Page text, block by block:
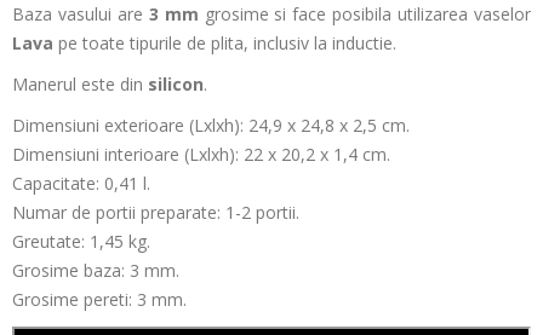
Baza vasului are 3 mm grosime si face posibila utilizarea vaselor
Lava pe toate tipurile de plita, inclusiv la inductie.
Manerul este din silicon.
Dimensiuni exterioare (Lxlxh): 24,9 x 24,8 x 2,5 cm.
Dimensiuni interioare (Lxlxh): 22 x 20,2 x 1,4 cm.
Capacitate: 0,41 l.
Numar de portii preparate: 1-2 portii.
Greutate: 1,45 kg.
Grosime baza: 3 mm.
Grosime pereti: 3 mm.